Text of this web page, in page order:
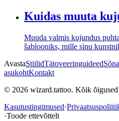
Kuidas muuta
Muuda valmis kujundus
šablooniks, mille sinu
AvastaStiilidTätoveeringuideed
asukohtKontakt
© 2026 wizard.tattoo. Kõik õigused
Kasutustingimused·
·Toode ettevõttelt